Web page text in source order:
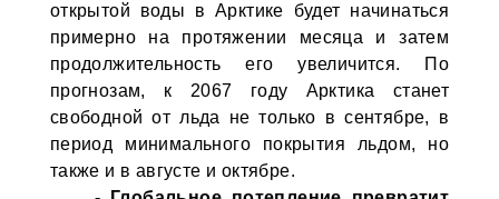
открытой воды в Арктике будет начинаться
примерно на протяжении месяца и затем
продолжительность его увеличится. По
прогнозам, к 2067 году Арктика станет
свободной от льда не только в сентябре, в
период минимального покрытия льдом, но
также и в августе и октябре.